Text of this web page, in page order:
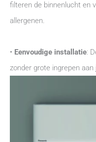
filteren de binnenlucht en
allergenen.
• Eenvoudige installatie:
zonder grote ingrepen aan